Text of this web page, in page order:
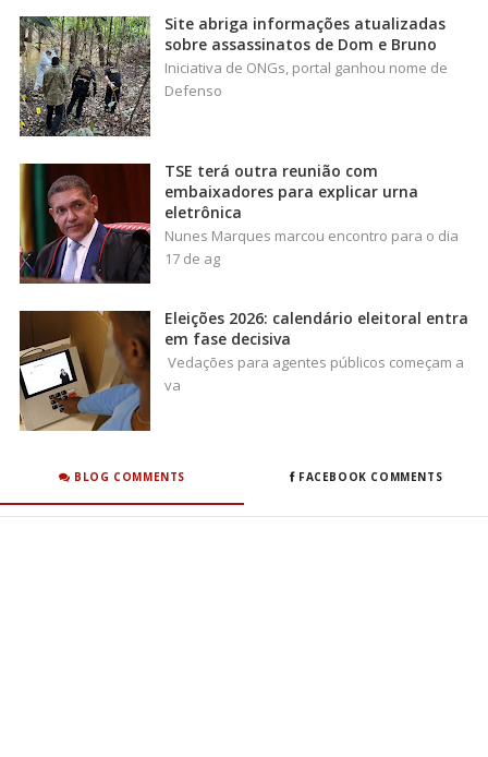
Site abriga informações atualizadas
sobre assassinatos de Dom e Bruno
Iniciativa de ONGs, portal ganhou nome de
Defenso
TSE terá outra reunião com
embaixadores para explicar urna
eletrônica
Nunes Marques marcou encontro para o dia
17 de ag
Eleições 2026: calendário eleitoral entra
em fase decisiva
Vedações para agentes públicos começam a
va
BLOG COMMENTS FACEBOOK COMMENTS